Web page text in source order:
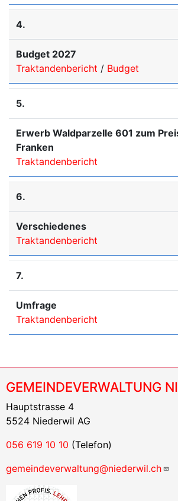
4.
Budget 2027
Traktandenbericht / Budget
5.
Erwerb Waldparzelle 601 zum
Franken
Traktandenbericht
6.
Verschiedenes
Traktandenbericht
7.
Umfrage
Traktandenbericht
GEMEINDEVERWALTUNG
Hauptstrasse 4
5524 Niederwil AG
056 619 10 10 (Telefon)
gemeindeverwaltung@niederwil.ch